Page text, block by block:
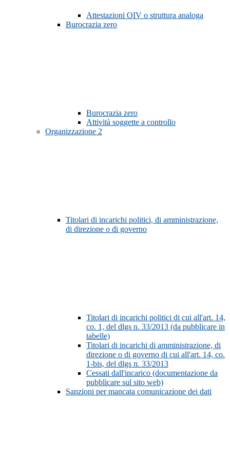
Attestazioni OIV o struttura analoga
Burocrazia zero
Burocrazia zero
Attività soggette a controllo
Organizzazione 2
Titolari di incarichi politici, di amministrazione,
di direzione o di governo
Titolari di incarichi politici di cui all'art. 14,
co. 1, del dlgs n. 33/2013 (da pubblicare in
tabelle)
Titolari di incarichi di amministrazione, di
direzione o di governo di cui all'art. 14, co.
1-bis, del dlgs n. 33/2013
Cessati dall'incarico (documentazione da
pubblicare sul sito web)
Sanzioni per mancata comunicazione dei dati